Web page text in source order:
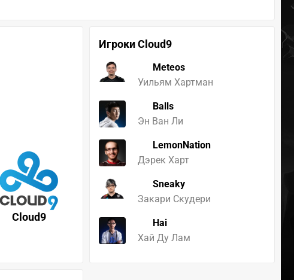
Игроки Cloud9
Meteos
Уильям Хартман
Balls
Эн Ван Ли
LemonNation
Дэрек Харт
Sneaky
Закари Скудери
Hai
Хай Ду Лам
Cloud9